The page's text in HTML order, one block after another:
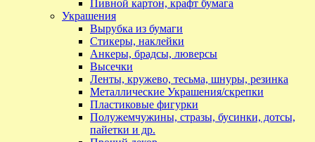
Пивной картон, крафт бумага
Украшения
Вырубка из бумаги
Стикеры, наклейки
Анкеры, брадсы, люверсы
Высечки
Ленты, кружево, тесьма, шнуры, резинка
Металлические Украшения/скрепки
Пластиковые фигурки
Полужемчужины, стразы, бусинки, дотсы,
пайетки и др.